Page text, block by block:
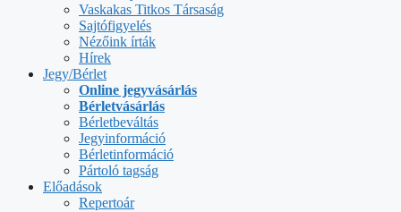
Vaskakas Titkos Társaság
Sajtófigyelés
Nézőink írták
Hírek
Jegy/Bérlet
Online jegyvásárlás
Bérletvásárlás
Bérletbeváltás
Jegyinformáció
Bérletinformáció
Pártoló tagság
Előadások
Repertoár